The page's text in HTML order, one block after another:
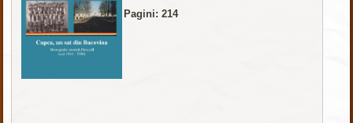
Pagini: 214